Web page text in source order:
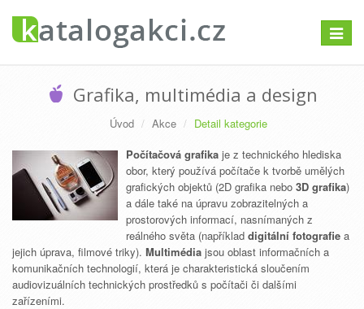
Grafika, multimédia a design
Úvod Akce
Detail kategorie
Počítačová grafika je z technického hlediska
obor, který používá počítače k tvorbě umělých
grafických objektů (2D grafika nebo 3D grafika)
a dále také na úpravu zobrazitelných a
prostorových informací, nasnímaných z
reálného světa (například digitální fotografie a
jejich úprava, filmové triky). Multimédia jsou oblast informačních a
komunikačních technologií, která je charakteristická sloučením
audiovizuálních technických prostředků s počítači či dalšími
zařízeními.